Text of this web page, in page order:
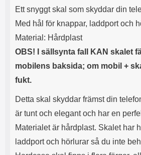
Ett snyggt skal som skyddar din
Med hål för knappar, laddport och
Material: Hårdplast
OBS! I sällsynta fall KAN skalet
mobilens baksida; om mobil +
fukt.
Detta skal skyddar främst din
är tunt och elegant och har en
Materialet är hårdplast. Skalet har
laddport och hörlurar så du inte